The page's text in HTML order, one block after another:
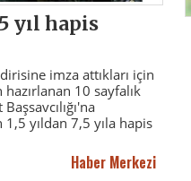
yıl hapis
imza attıkları için
10 sayfalık
yıldan 7,5 yıla hapis
Haber Merkezi